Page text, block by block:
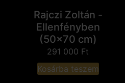
Rajczi Zoltán -
Ellenfényben
(50x70 cm)
291 000 Ft
Kosárba teszem